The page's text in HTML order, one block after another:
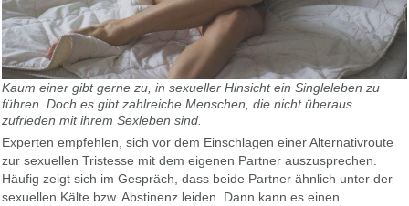
Kaum einer gibt gerne zu, in sexueller Hinsicht ein Singleleben zu
führen. Doch es gibt zahlreiche Menschen, die nicht überaus
zufrieden mit ihrem Sexleben sind.
Experten empfehlen, sich vor dem Einschlagen einer Alternativroute
zur sexuellen Tristesse mit dem eigenen Partner auszusprechen.
Häufig zeigt sich im Gespräch, dass beide Partner ähnlich unter der
sexuellen Kälte bzw. Abstinenz leiden. Dann kann es einen